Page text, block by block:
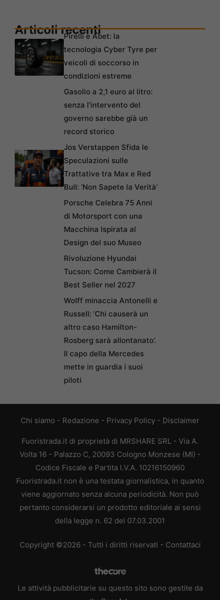
Articoli recenti
Pirelli e Abet: la
tecnologia Cyber Tyre per
veicoli di soccorso in
condizioni estreme
Gasolio a 2,1 euro al litro:
senza l’intervento del
governo sarebbe già un
record storico
Jos Verstappen Sfida le
Speculazioni sulle
Trattative tra Max e Red
Bull: ‘Non Sapete la Verità’
Porsche Celebra 75 Anni
di Motorsport con una
Macchina Ispirata al
Design del suo Museo
Rivoluzione Hyundai
Tucson: Come Cambierà il
Best Seller nel 2027
Wolff minaccia Antonelli e
Russell: ‘Chi causerà un
altro caso Hamilton-
Rosberg sarà allontanato’.
Il capo della Mercedes
mette in guardia i suoi
piloti
Chi siamo - Redazione - Privacy Policy - Disclaimer
Fuoristrada.it di proprietà di MRSHARE SRL - Via A.
Volta 16 - Palazzo C, 20093 Cologno Monzese (MI) -
Codice Fiscale e Partita I.V.A. 10216150960
Fuoristrada.it non è una testata giornalistica, in quanto
viene aggiornato senza alcuna periodicità. Non può
pertanto considerarsi un prodotto editoriale ai sensi
della legge n. 62 del 07.03.2001
Copyright ©2026 - Tutti i diritti riservati - Contattaci
Le attività pubblicitarie su questo sito sono gestite da